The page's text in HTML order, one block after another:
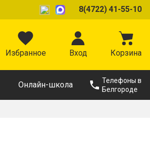
8(4722) 41-55-10
Избранное Вход Корзина
Онлайн-школа
Телефоны в
Белгороде